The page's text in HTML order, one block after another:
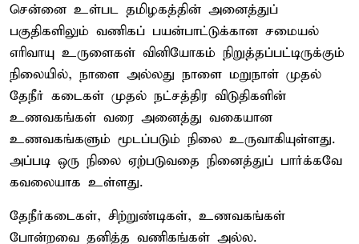
சென்னை உள்பட தமிழகத்தின் அனைத்துப்
பகுதிகளிலும் வணிகப் பயன்பாட்டுக்கான சமையல்
எரிவாயு உருளைகள் வினியோகம் நிறுத்தப்பட்டிருக்கும்
நிலையில், நாளை அல்லது நாளை மறுநாள் முதல்
தேநீர் கடைகள் முதல் நட்சத்திர விடுதிகளின்
உணவகங்கள் வரை அனைத்து வகையான
உணவகங்களும் மூடப்படும் நிலை உருவாகியுள்ளது.
அப்படி ஒரு நிலை ஏற்படுவதை நினைத்துப் பார்க்கவே
கவலையாக உள்ளது.
தேநீர்கடைகள், சிற்றுண்டிகள், உணவகங்கள்
போன்றவை தனித்த வணிகங்கள் அல்ல.